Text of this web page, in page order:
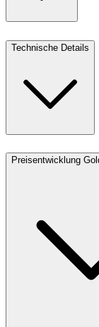
Technische Details
Preisentwicklung